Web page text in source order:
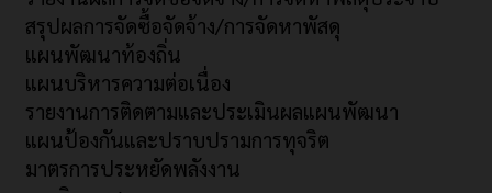
สรุปผลการจัดซื้อจัดจ้าง/การจัดหาพัสดุ
แผนพัฒนาท้องถิ่น
แผนบริหารความต่อเนื่อง
รายงานการติดตามและประเมินผลแผนพัฒนา
แผนป้องกันและปราบปรามการทุจริต
มาตรการประหยัดพลังงาน